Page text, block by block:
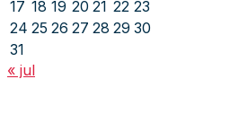
17 18 19 20 21 22 23
24 25 26 27 28 29 30
31
« jul